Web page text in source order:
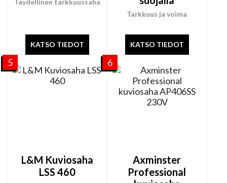
Täydellinen tarkkuussaha
KATSO TIEDOT
Tarkkuus ja voima
KATSO TIEDOT
5
L&M Kuviosaha
LSS 460
6
Axminster
Professional